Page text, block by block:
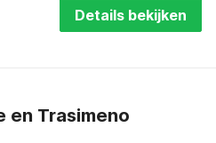
Details bekijken
en Trasimeno